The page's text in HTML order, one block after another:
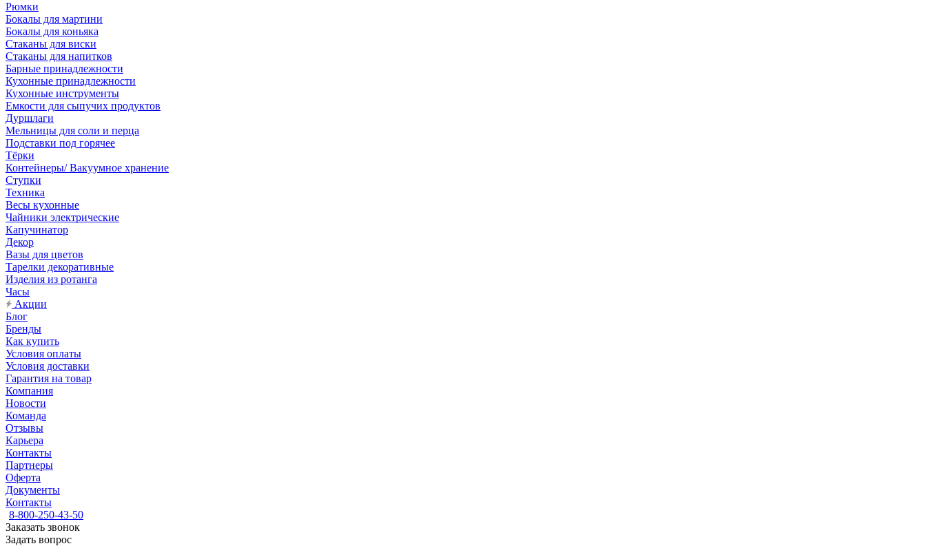
Рюмки
Бокалы для мартини
Бокалы для коньяка
Стаканы для виски
Стаканы для напитков
Барные принадлежности
Кухонные принадлежности
Кухонные инструменты
Емкости для сыпучих продуктов
Дуршлаги
Мельницы для соли и перца
Подставки под горячее
Тёрки
Контейнеры/ Вакуумное хранение
Ступки
Техника
Весы кухонные
Чайники электрические
Капучинатор
Декор
Вазы для цветов
Тарелки декоративные
Изделия из ротанга
Часы
Акции
Блог
Бренды
Как купить
Условия оплаты
Условия доставки
Гарантия на товар
Компания
Новости
Команда
Отзывы
Карьера
Контакты
Партнеры
Оферта
Документы
Контакты
8-800-250-43-50
Заказать звонок
Задать вопрос